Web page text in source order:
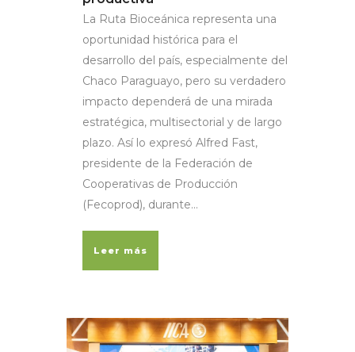
La Ruta Bioceánica representa una
oportunidad histórica para el
desarrollo del país, especialmente del
Chaco Paraguayo, pero su verdadero
impacto dependerá de una mirada
estratégica, multisectorial y de largo
plazo. Así lo expresó Alfred Fast,
presidente de la Federación de
Cooperativas de Producción
(Fecoprod), durante...
Leer más